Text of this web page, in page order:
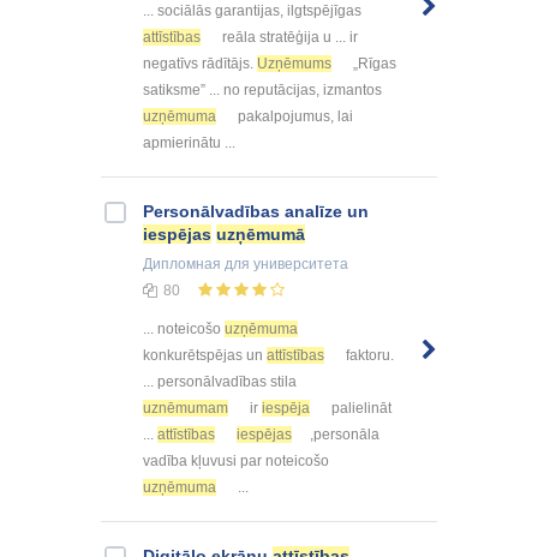
... sociālās garantijas, ilgtspējīgas
attīstības
reāla stratēģija u ... ir
negatīvs rādītājs. Uzņēmums
„Rīgas
satiksme” ... no reputācijas, izmantos
uzņēmuma
pakalpojumus, lai
apmierinātu ...
Personālvadības analīze un
iespējas uzņēmumā
Дипломная для университета
80
... noteicošo uzņēmuma
konkurētspējas un attīstības
faktoru.
... personālvadības stila
uznēmumam
ir iespēja
palielināt
... attīstības iespējas
,personāla
vadība kļuvusi par noteicošo
uzņēmuma
...